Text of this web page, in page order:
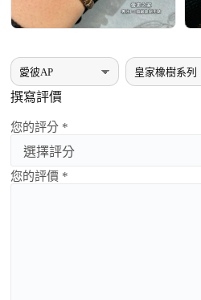
撰寫評價
您的評分 *
您的評價 *